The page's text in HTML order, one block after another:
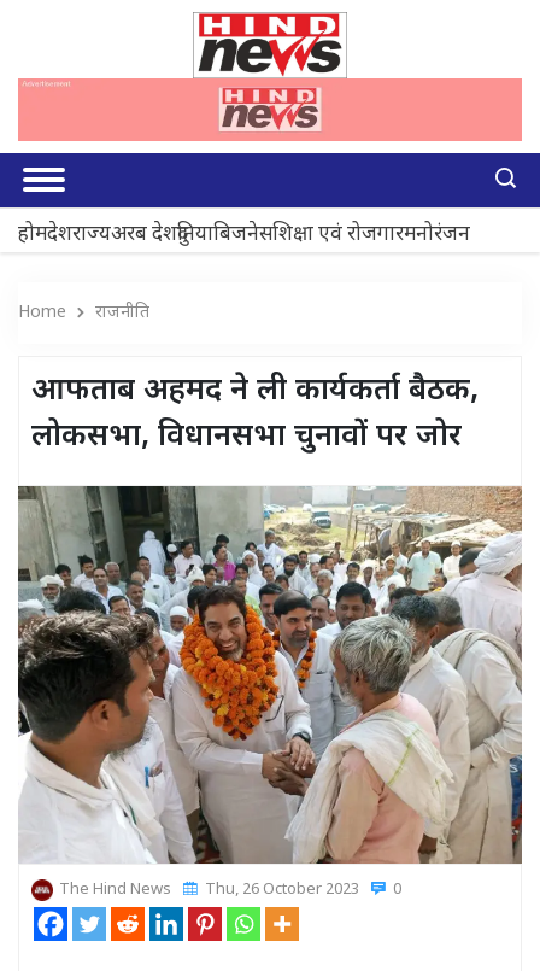
होमदेशराज्यअरब देशदुनियाबिजनेसशिक्षा एवं रोजगारमनोरंजन
Home राजनीति
आफताब अहमद ने ली कार्यकर्ता बैठक,
लोकसभा, विधानसभा चुनावों पर जोर
The Hind News Thu, 26 October 2023 0